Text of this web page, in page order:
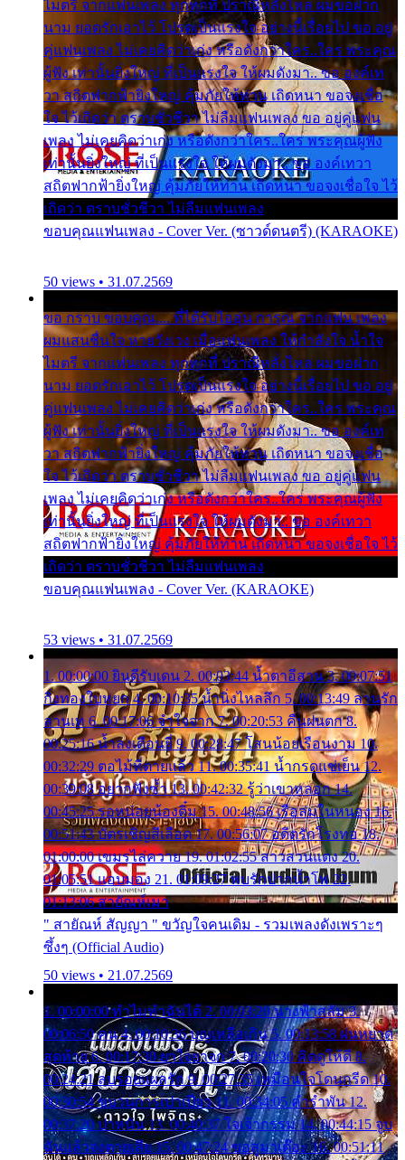
ไมตรี จากแฟนเพลง ทุกทุกที่ ปราณีหลั่งไหล ผมขอฝาก
นาม ยอดรักเอาไว้ โปรดเป็นแรงใจ อย่างนี้เรื่อยไป ขอ อยู่
คู่แฟนเพลง ไม่เคยคิดว่าเก่ง หรือดังกว่าใคร..ใคร พระคุณ
ผู้ฟัง เท่านั้นยิ่งใหญ่ ที่เป็นแรงใจ ให้ผมดังมา.. ขอ องค์เท
วา สถิตฟากฟ้ายิ่งใหญ่ คุ้มภัยให้ท่าน เถิดหนา ขอจงเชื่อ
ใจ ไว้เถิดว่า ตราบชั่วชีวา ไม่ลืมแฟนเพลง ขอ อยู่คู่แฟน
เพลง ไม่เคยคิดว่าเก่ง หรือดังกว่าใคร..ใคร พระคุณผู้ฟัง
เท่านั้นยิ่งใหญ่ ที่เป็นแรงใจ ให้ผมดังมา.. ขอ องค์เทวา
สถิตฟากฟ้ายิ่งใหญ่ คุ้มภัยให้ท่าน เถิดหนา ขอจงเชื่อใจ ไว้
เถิดว่า ตราบชั่วชีวา ไม่ลืมแฟนเพลง
ขอบคุณแฟนเพลง - Cover Ver. (ซาวด์ดนตรี) (KARAOKE)
50 views • 31.07.2569
ขอ กราบ ขอบคุณ.... ที่ได้รับไออุ่น การุณ จากแฟน เพลง
ผมแสนชื่นใจ หายวังเวง เมื่อแฟนเพลง ให้กำลังใจ น้ำใจ
ไมตรี จากแฟนเพลง ทุกทุกที่ ปราณีหลั่งไหล ผมขอฝาก
นาม ยอดรักเอาไว้ โปรดเป็นแรงใจ อย่างนี้เรื่อยไป ขอ อยู่
คู่แฟนเพลง ไม่เคยคิดว่าเก่ง หรือดังกว่าใคร..ใคร พระคุณ
ผู้ฟัง เท่านั้นยิ่งใหญ่ ที่เป็นแรงใจ ให้ผมดังมา.. ขอ องค์เท
วา สถิตฟากฟ้ายิ่งใหญ่ คุ้มภัยให้ท่าน เถิดหนา ขอจงเชื่อ
ใจ ไว้เถิดว่า ตราบชั่วชีวา ไม่ลืมแฟนเพลง ขอ อยู่คู่แฟน
เพลง ไม่เคยคิดว่าเก่ง หรือดังกว่าใคร..ใคร พระคุณผู้ฟัง
เท่านั้นยิ่งใหญ่ ที่เป็นแรงใจ ให้ผมดังมา.. ขอ องค์เทวา
สถิตฟากฟ้ายิ่งใหญ่ คุ้มภัยให้ท่าน เถิดหนา ขอจงเชื่อใจ ไว้
เถิดว่า ตราบชั่วชีวา ไม่ลืมแฟนเพลง
ขอบคุณแฟนเพลง - Cover Ver. (KARAOKE)
53 views • 31.07.2569
1. 00:00:00 ยินดีรับเดน 2. 00:03:44 น้ำตาอีสาน 3. 00:07:51
กิ่งทองใบหยก 4. 00:10:35 น้ำนิ่งไหลลึก 5. 00:13:49 ลานรัก
ลานเท 6. 00:17:06 จำใจจาก 7. 00:20:53 คืนฝนตก 8.
00:25:16 น้ำลงเดือนยี่ 9. 00:28:47 โสนน้อยเรือนงาม 10.
00:32:29 ตอไม้ที่ตายแล้ว 11. 00:35:41 น้ำกรดแช่เย็น 12.
00:39:08 อยากฟังซ้ำ 13. 00:42:32 รู้ว่าเขาหลอก 14.
00:45:25 รอหน่อยน้องติ๋ม 15. 00:48:56 เรือล่มในหนอง 16.
00:51:43 บัตรเชิญสีเลือด 17. 00:56:07 อดีตรักโรงทอ 18.
01:00:00 เขมรไล่ควาย 19. 01:02:55 สาวสวนแตง 20.
01:05:51 แอบมอง 21. 01:09:27 พบรักปากน้ำโพ 22.
01:13:06 สายัณห์เมา
" สายัณห์ สัญญา " ขวัญใจคนเดิม - รวมเพลงดังเพราะๆ
ซึ้งๆ (Official Audio)
50 views • 21.07.2569
1. 00:00:00 ทำไมทำฉันได้ 2. 00:03:20 นางฟ้าสลัม 3.
00:06:50 คน 4. 00:10:36 บุญเหลือเกิน 5. 00:13:58 ฝนหยาด
สุดท้าย 6. 00:17:30 ยาใจยาจก 7. 00:20:30 คิดดูให้ดี 8.
00:24:21 ลบรอยแผลรัก 9. 00:27:35 เหมือนใจโดนกรีด 10.
00:30:54 ขบวนการเปาเปียว 11. 00:34:05 คำรำพัน 12.
00:37:20 ปาหนัน 13. 00:40:37 ใจเจ้ากรรม 14. 00:44:15 จูบ
ฉันแล้วจงตายเสีย 15. 00:47:24 ขอสูมาเต๊อะ 16. 00:51:11